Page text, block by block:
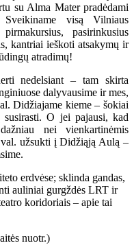
su Alma Mater pradėdami
visą Vilniaus
pasirinkusius
kantriai ieškoti atsakymų ir
atradimų!
nedelsiant – tam skirta
dalyvausime ir mes,
Didžiajame kieme – šokiai
O jei pajausi, kad
nei vienkartinėmis
užsukti į Didžiąją Aulą –
erdvėse; sklinda gandas,
auliniai gurgždės LRT ir
koridoriais – apie tai